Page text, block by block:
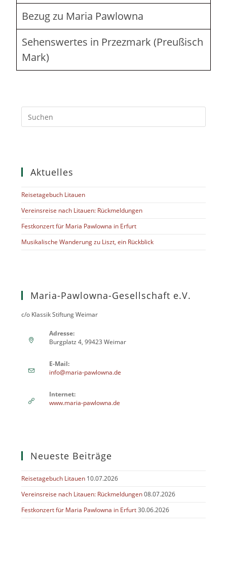
Bezug zu Maria Pawlowna
Sehenswertes in Przezmark (Preußisch
Mark)
Aktuelles
Reisetagebuch Litauen
Vereinsreise nach Litauen: Rückmeldungen
Festkonzert für Maria Pawlowna in Erfurt
Musikalische Wanderung zu Liszt, ein Rückblick
Maria-Pawlowna-Gesellschaft e.V.
c/o Klassik Stiftung Weimar
Adresse:
Burgplatz 4, 99423 Weimar
E-Mail:
info@maria-pawlowna.de
Internet:
www.maria-pawlowna.de
Neueste Beiträge
Reisetagebuch Litauen 10.07.2026
Vereinsreise nach Litauen: Rückmeldungen 08.07.2026
Festkonzert für Maria Pawlowna in Erfurt 30.06.2026